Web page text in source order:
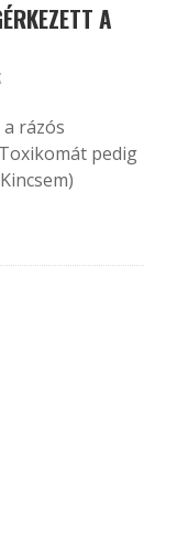
A
rázós
pedig